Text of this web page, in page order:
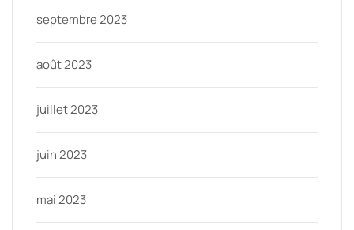
septembre 2023
août 2023
juillet 2023
juin 2023
mai 2023